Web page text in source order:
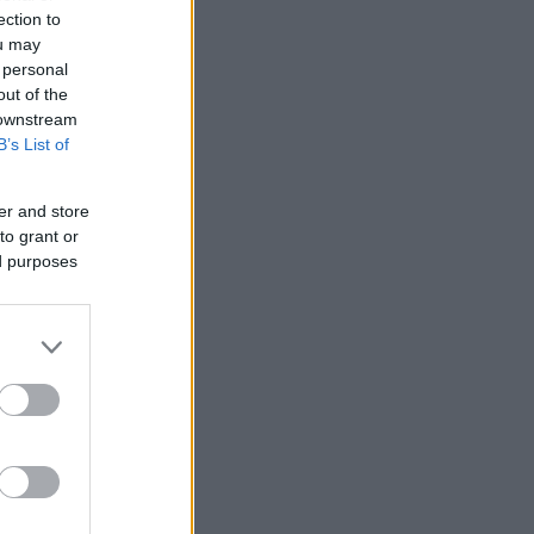
to
may
of the
List of
and store
grant or
purposes